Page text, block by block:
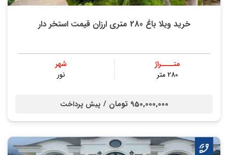
خرید ویلا باغ 280 متری ارزان قیمت استخر دار
متــــراژ
280 متر
شهر
نور
950,000,000 تومان / پیش پرداخت